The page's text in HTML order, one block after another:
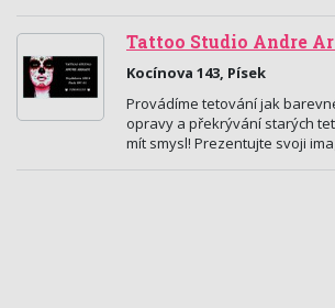
Tattoo Studio Andre
Kocínova 143, Písek
Provádíme tetování jak
opravy a překrývání starých
mít smysl! Prezentujte svoji